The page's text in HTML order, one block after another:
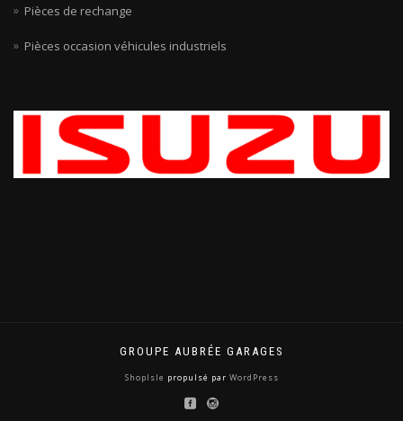
Pièces de rechange
Pièces occasion véhicules industriels
GROUPE AUBRÉE GARAGES
ShopIsle propulsé par WordPress